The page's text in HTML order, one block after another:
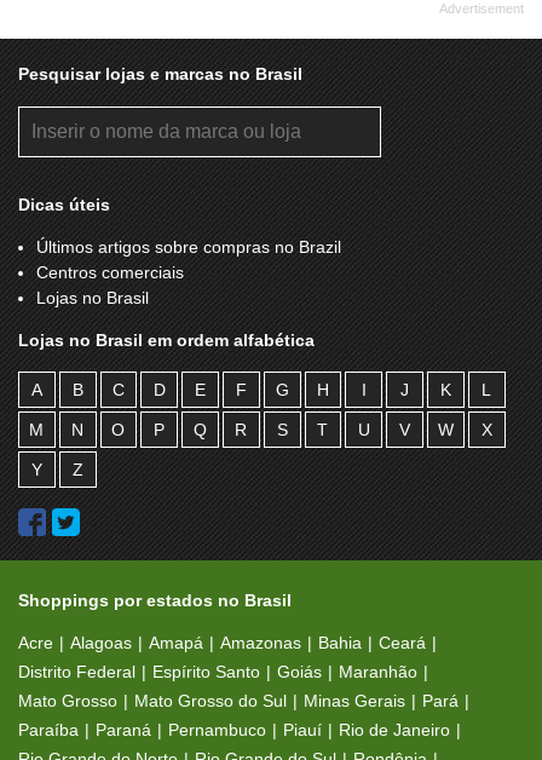
Pesquisar lojas e marcas no Brasil
Dicas úteis
Últimos artigos sobre compras no Brazil
Centros comerciais
Lojas no Brasil
Lojas no Brasil em ordem alfabética
A B C D E F G H I J K L
M N O P Q R S T U V W X
Y Z
Shoppings por estados no Brasil
Acre Alagoas Amapá Amazonas Bahia
Ceará
Distrito Federal
Espírito Santo Goiás
Maranhão
Mato Grosso
Mato Grosso do Sul Minas Gerais
Pará
Paraíba
Paraná Pernambuco Piauí
Rio de Janeiro